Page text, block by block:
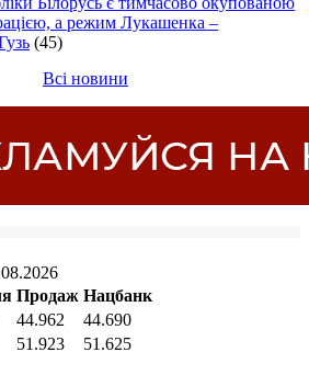
а режим Лукашенка –
(45)
Всі новини